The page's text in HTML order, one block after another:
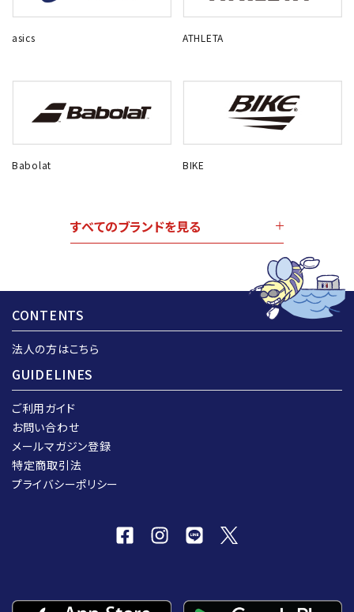
asics ATHLETA
Babolat BIKE
すべてのブランドを見る
CONTENTS
法人の方はこちら
GUIDELINES
ご利用ガイド
お問い合わせ
メールマガジン登録
特定商取引法
プライバシーポリシー